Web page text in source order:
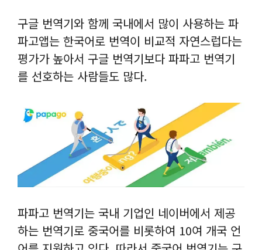
구글 번역기와 함께 국내에서 많이 사용하는 파
파고앱는 한국어로 번역이 비교적 자연스럽다는
평가가 높아서 구글 번역기보다 파파고 번역기
를 선호하는 사람들도 많다.
파파고 번역기는 국내 기업인 네이버에서 제공
하는 번역기로 중국어를 비롯하여 10여 개국 언